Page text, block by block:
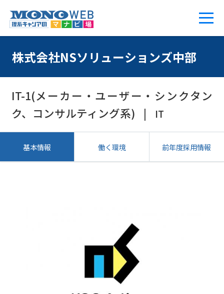
株式会社NSソリューションズ中部
IT-1(メーカー・ユーザー・シンクタン
ク、コンサルティング系)
IT
基本情報 働く環境 前年度採用情報